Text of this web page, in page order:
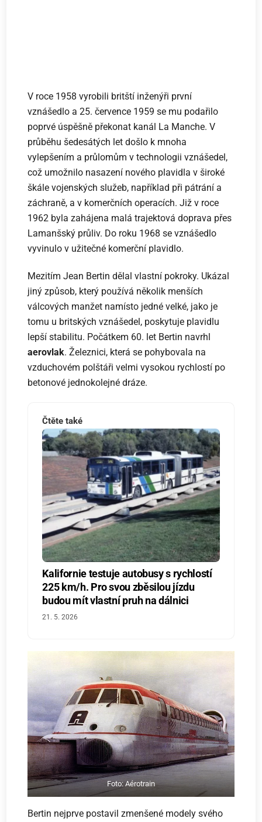
V roce 1958 vyrobili britští inženýři první
vznášedlo a 25. července 1959 se mu podařilo
poprvé úspěšně překonat kanál La Manche. V
průběhu šedesátých let došlo k mnoha
vylepšením a průlomům v technologii vznášedel,
což umožnilo nasazení nového plavidla v široké
škále vojenských služeb, například při pátrání a
záchraně, a v komerčních operacích. Již v roce
1962 byla zahájena malá trajektová doprava přes
Lamanšský průliv. Do roku 1968 se vznášedlo
vyvinulo v užitečné komerční plavidlo.
Mezitím Jean Bertin dělal vlastní pokroky. Ukázal
jiný způsob, který používá několik menších
válcových manžet namísto jedné velké, jako je
tomu u britských vznášedel, poskytuje plavidlu
lepší stabilitu. Počátkem 60. let Bertin navrhl
aerovlak. Železnici, která se pohybovala na
vzduchovém polštáři velmi vysokou rychlostí po
betonové jednokolejné dráze.
Čtěte také
Kalifornie testuje autobusy s rychlostí
225 km/h. Pro svou zběsilou jízdu
budou mít vlastní pruh na dálnici
21. 5. 2026
Foto: Aérotrain
Bertin nejprve postavil zmenšené modely svého